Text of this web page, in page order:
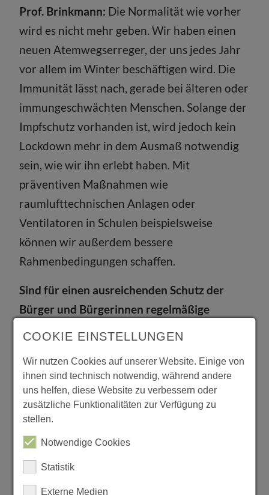
Prof. Brinkmann: Die Normalität wie vorher
wird es nicht mehr geben. Wir haben einen
neuen Atemwegserreger, der uns jedes Jahr
vor allem im Winter beschäftigen wird. Die
Immunität lässt nach, gerade bei älteren oder
immungeschwächten Menschen. Solange der
Impfschutz vorhanden ist, wird jedoch kein
Lockdown mehr in dem Ausmaß notwendig
sein, wie wir ihn erlebt haben. Mit
präventiven Maßnahmen wie
raumlufttechnischen Anlagen oder
Ventilatoren in Schulen beispielsweise
können wir außerdem bessere
Rahmenbedingungen schaffen.
Sind für einen ausreichenden Schutz der
Bürger und Bürgerinnen regelmäßige
Prof. Brinkmann: Die aktuelle Impfung
schützt zwar nicht gänzlich vor erneuten
Infektionen, aber vor einer Ausbreitung des
Virus im Körper und somit vor schweren
Erkrankungen, weswegen sie so wichtig ist.
Vor allem über 70-jährige Personen sollten
nicht zu lange zögern, die vierte Impfung mit
dem derzeitigen Impfstoff wahrzunehmen. Es
COOKIE EINSTELLUNGEN
Wir nutzen Cookies auf unserer Website. Einige von
ihnen sind technisch notwendig, während andere
uns helfen, diese Website zu verbessern oder
zusätzliche Funktionalitäten zur Verfügung zu
stellen.
Notwendige Cookies
Statistik
Externe Medien